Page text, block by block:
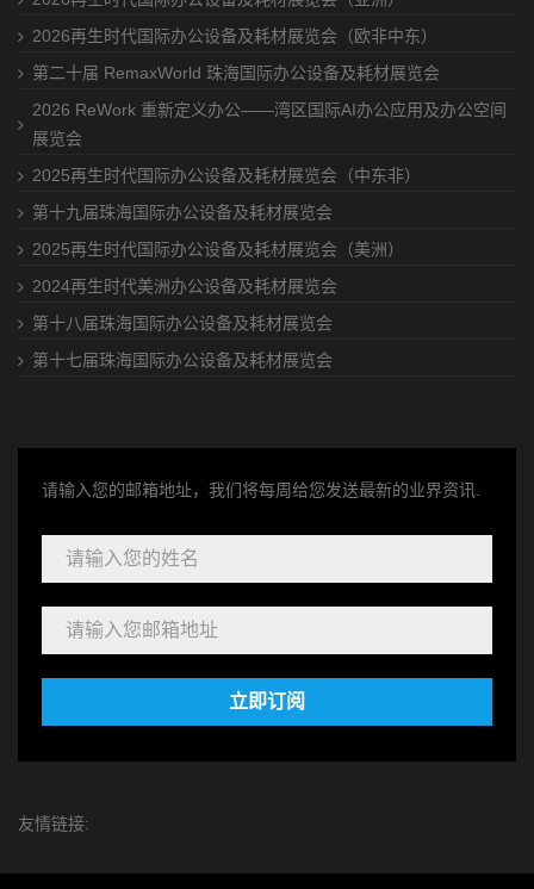
2026再生时代国际办公设备及耗材展览会（欧非中东）
第二十届 RemaxWorld 珠海国际办公设备及耗材展览会
2026 ReWork 重新定义办公——湾区国际AI办公应用及办公空间
展览会
2025再生时代国际办公设备及耗材展览会（中东非）
第十九届珠海国际办公设备及耗材展览会
2025再生时代国际办公设备及耗材展览会（美洲）
2024再生时代美洲办公设备及耗材展览会
第十八届珠海国际办公设备及耗材展览会
第十七届珠海国际办公设备及耗材展览会
请输入您的邮箱地址，我们将每周给您发送最新的业界资讯.
立即订阅
友情链接: